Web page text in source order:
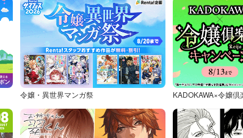
令嬢・異世界マンガ祭 KADOKAWA×令嬢倶